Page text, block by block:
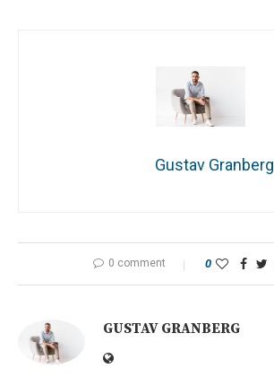
Gustav Granberg
0 comment 0
GUSTAV GRANBERG